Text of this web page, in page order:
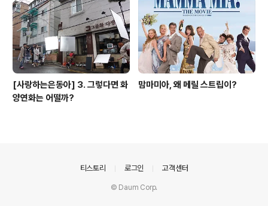
[사랑하는은동아] 3. 그렇다면 화
양연화는 어떨까?
맘마미아, 왜 메릴 스트립이?
티스토리 로그인 고객센터
© Daum Corp.